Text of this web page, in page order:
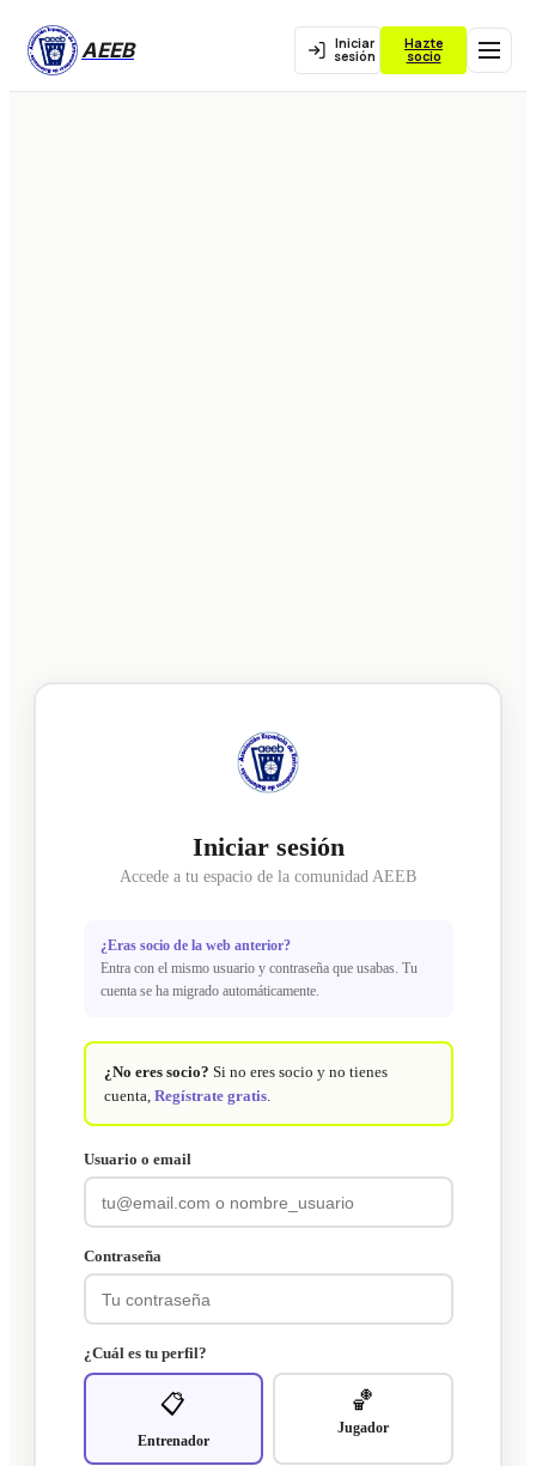
AEEB Iniciar
sesión
Hazte
socio
Iniciar sesión
Accede a tu espacio de la comunidad AEEB
¿Eras socio de la web anterior?
Entra con el mismo usuario y contraseña que usabas. Tu
cuenta se ha migrado automáticamente.
¿No eres socio? Si no eres socio y no tienes
cuenta, Regístrate gratis
Usuario o email
Contraseña
¿Cuál es tu perfil?
📋
Entrenador
🏀
Jugador